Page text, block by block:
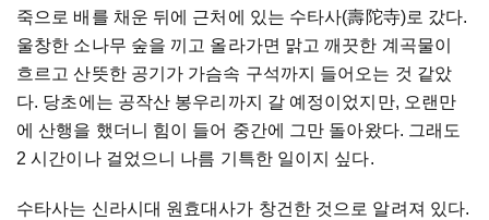
죽으로 배를 채운 뒤에 근처에 있는 수타사(壽陀寺)로 갔다.
울창한 소나무 숲을 끼고 올라가면 맑고 깨끗한 계곡물이
흐르고 산뜻한 공기가 가슴속 구석까지 들어오는 것 같았
다. 당초에는 공작산 봉우리까지 갈 예정이었지만, 오랜만
에 산행을 했더니 힘이 들어 중간에 그만 돌아왔다. 그래도
2 시간이나 걸었으니 나름 기특한 일이지 싶다.
수타사는 신라시대 원효대사가 창건한 것으로 알려져 있다.